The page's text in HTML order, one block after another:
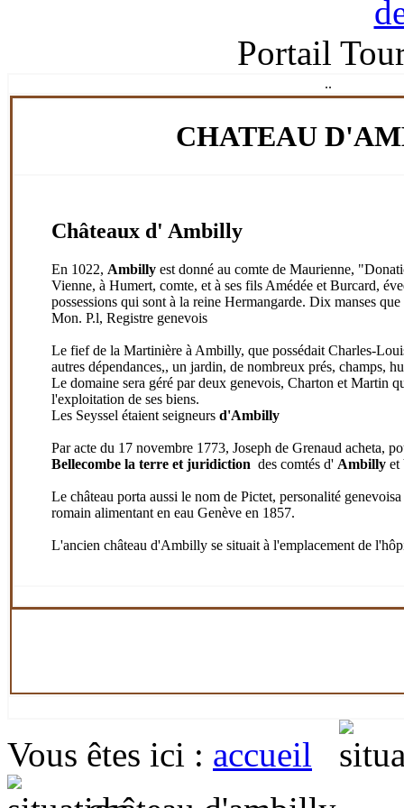
Portail
..
CHATEAU
Châteaux d' Ambilly
En 1022, Ambilly est donné au comte de Maurienne,
Vienne, à Humert, comte, et à ses fils Amédée et Burcard,
possessions qui sont à la reine Hermangarde. Dix manses
Mon. P.l, Registre genevois
Le fief de la Martinière à Ambilly, que possédait Charles-
autres dépendances,, un jardin, de nombreux prés, champs,
Le domaine sera géré par deux genevois, Charton et Martin
l'exploitation de ses biens.
Les Seyssel étaient seigneurs d'Ambilly
Par acte du 17 novembre 1773, Joseph de Grenaud acheta,
Bellecombe la terre et juridiction des comtés d' Ambilly et
Le château porta aussi le nom de Pictet, personalité
romain alimentant en eau Genève en 1857.
L'ancien château d'Ambilly se situait à l'emplacement de
Vous êtes ici : accueil